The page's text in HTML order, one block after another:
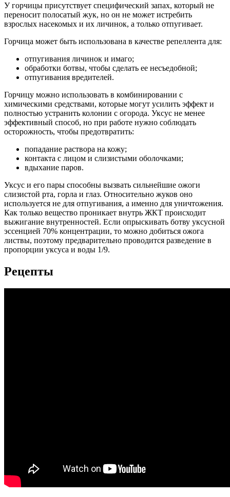
У горчицы присутствует специфический запах, который не
переносит полосатый жук, но он не может истребить
взрослых насекомых и их личинок, а только отпугивает.
Горчица может быть использована в качестве репеллента для:
отпугивания личинок и имаго;
обработки ботвы, чтобы сделать ее несъедобной;
отпугивания вредителей.
Горчицу можно использовать в комбинировании с
химическими средствами, которые могут усилить эффект и
полностью устранить колонии с огорода. Уксус не менее
эффективный способ, но при работе нужно соблюдать
осторожность, чтобы предотвратить:
попадание раствора на кожу;
контакта с лицом и слизистыми оболочками;
вдыхание паров.
Уксус и его пары способны вызвать сильнейшие ожоги
слизистой рта, горла и глаз. Относительно жуков оно
используется не для отпугивания, а именно для уничтожения.
Как только вещество проникает внутрь ЖКТ происходит
выжигание внутренностей. Если опрыскивать ботву уксусной
эссенцией 70% концентрации, то можно добиться ожога
листвы, поэтому предварительно проводится разведение в
пропорции уксуса и воды 1/9.
Рецепты